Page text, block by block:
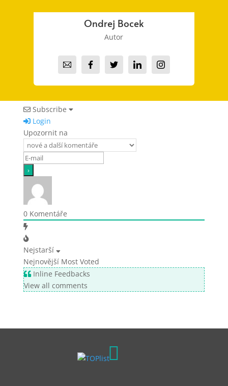
Ondrej Bocek
Autor
Subscribe
Login
Upozornit na
0Komentáře
Nejstarší
Nejnovější Most Voted
Inline Feedbacks
View all comments
